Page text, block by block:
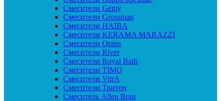
Смесители Gemy
Смесители Grossman
Смесители HAIBA
Смесители KERAMA MARAZZI
Смесители Orans
Смесители River
Смесители Royal Bath
Смесители TIMO
Смесители VitrA
Смесители Тритон
Смеситель Allen Brau